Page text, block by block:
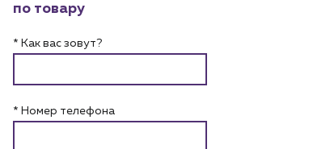
по товару
* Как вас зовут?
* Номер телефона